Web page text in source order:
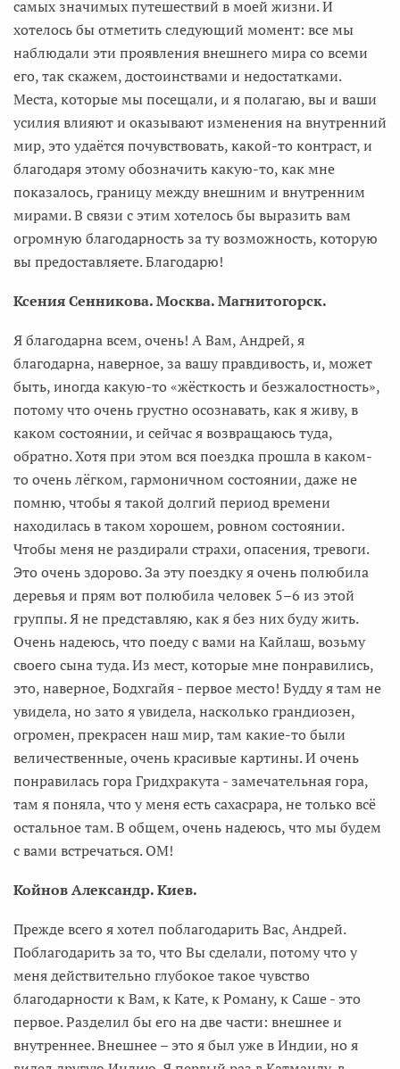
самых значимых путешествий в моей жизни. И
хотелось бы отметить следующий момент: все мы
наблюдали эти проявления внешнего мира со всеми
его, так скажем, достоинствами и недостатками.
Места, которые мы посещали, и я полагаю, вы и ваши
усилия влияют и оказывают изменения на внутренний
мир, это удаётся почувствовать, какой-то контраст, и
благодаря этому обозначить какую-то, как мне
показалось, границу между внешним и внутренним
мирами. В связи с этим хотелось бы выразить вам
огромную благодарность за ту возможность, которую
вы предоставляете. Благодарю!
Ксения Сенникова. Москва. Магнитогорск.
Я благодарна всем, очень! А Вам, Андрей, я
благодарна, наверное, за вашу правдивость, и, может
быть, иногда какую-то «жёсткость и безжалостность»,
потому что очень грустно осознавать, как я живу, в
каком состоянии, и сейчас я возвращаюсь туда,
обратно. Хотя при этом вся поездка прошла в каком-
то очень лёгком, гармоничном состоянии, даже не
помню, чтобы я такой долгий период времени
находилась в таком хорошем, ровном состоянии.
Чтобы меня не раздирали страхи, опасения, тревоги.
Это очень здорово. За эту поездку я очень полюбила
деревья и прям вот полюбила человек 5–6 из этой
группы. Я не представляю, как я без них буду жить.
Очень надеюсь, что поеду с вами на Кайлаш, возьму
своего сына туда. Из мест, которые мне понравились,
это, наверное, Бодхгайя - первое место! Будду я там не
увидела, но зато я увидела, насколько грандиозен,
огромен, прекрасен наш мир, там какие-то были
величественные, очень красивые картины. И очень
понравилась гора Гридхракута - замечательная гора,
там я поняла, что у меня есть сахасрара, не только всё
остальное там. В общем, очень надеюсь, что мы будем
с вами встречаться. ОМ!
Койнов Александр. Киев.
Прежде всего я хотел поблагодарить Вас, Андрей.
Поблагодарить за то, что Вы сделали, потому что у
меня действительно глубокое такое чувство
благодарности к Вам, к Кате, к Роману, к Саше - это
первое. Разделил бы его на две части: внешнее и
внутреннее. Внешнее – это я был уже в Индии, но я